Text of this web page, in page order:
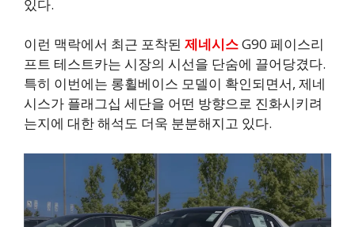
있다.
이런 맥락에서 최근 포착된 제네시스G90 페이스리
프트 테스트카는 시장의 시선을 단숨에 끌어당겼다.
특히 이번에는 롱휠베이스 모델이 확인되면서, 제네
시스가 플래그십 세단을 어떤 방향으로 진화시키려
는지에 대한 해석도 더욱 분분해지고 있다.